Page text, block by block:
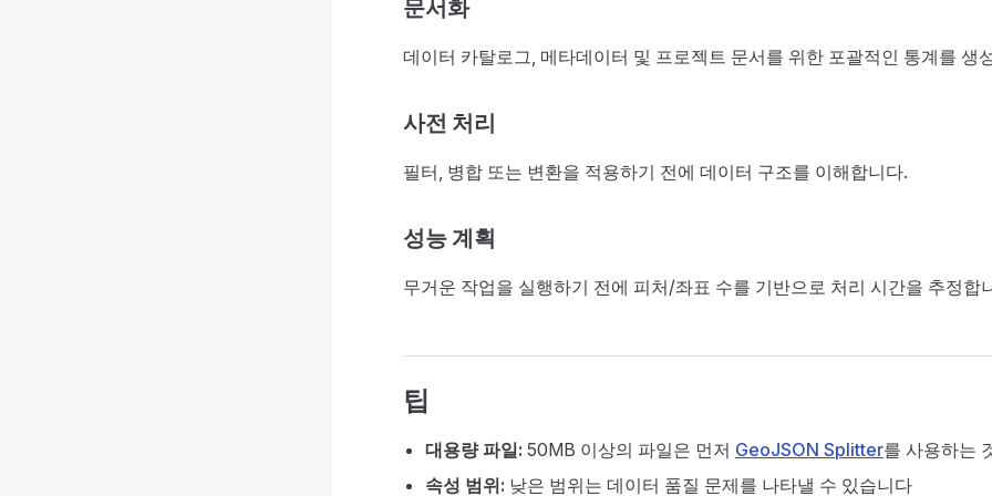
문서화
데이터 카탈로그, 메타데이터 및 프로젝트 문서를 위한 포괄적인 통계를 생
사전 처리
필터, 병합 또는 변환을 적용하기 전에 데이터 구조를 이해합니다.
성능 계획
무거운 작업을 실행하기 전에 피처/좌표 수를 기반으로 처리 시간을 추정합
팁
대용량 파일: 50MB 이상의 파일은 먼저 GeoJSON Splitter를 사용하는
속성 범위: 낮은 범위는 데이터 품질 문제를 나타낼 수 있습니다